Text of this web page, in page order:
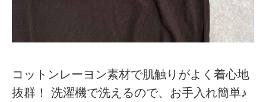
コットンレーヨン素材で肌触りがよく着心地
抜群！ 洗濯機で洗えるので、お手入れ簡単♪